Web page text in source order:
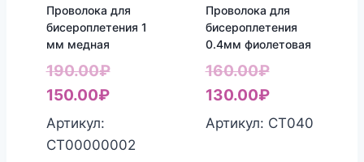
Проволока для
бисероплетения 1
мм медная
190.00₽Первоначальная
цена
190.00₽.
150.00₽Текущая
150.00₽.
Артикул:
СТ00000002
Проволока для
бисероплетения
0.4мм фиолетовая
160.00₽
цена
составляла
130.00₽Текущая
цена:
Артикул: СТ040